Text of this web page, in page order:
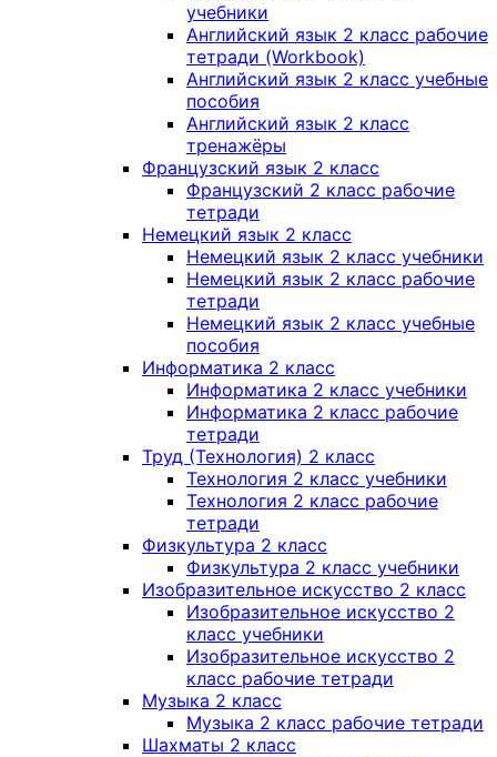
учебники
Английский язык 2 класс рабочие
тетради (Workbook)
Английский язык 2 класс учебные
пособия
Английский язык 2 класс
тренажёры
Французский язык 2 класс
Французский 2 класс рабочие
тетради
Немецкий язык 2 класс
Немецкий язык 2 класс учебники
Немецкий язык 2 класс рабочие
тетради
Немецкий язык 2 класс учебные
пособия
Информатика 2 класс
Информатика 2 класс учебники
Информатика 2 класс рабочие
тетради
Труд (Технология) 2 класс
Технология 2 класс учебники
Технология 2 класс рабочие
тетради
Физкультура 2 класс
Физкультура 2 класс учебники
Изобразительное искусство 2 класс
Изобразительное искусство 2
класс учебники
Изобразительное искусство 2
класс рабочие тетради
Музыка 2 класс
Музыка 2 класс рабочие тетради
Шахматы 2 класс